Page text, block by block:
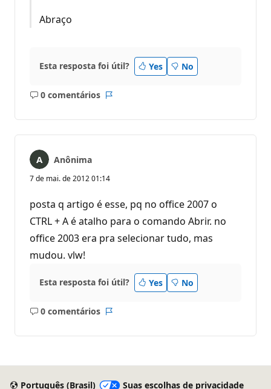
Abraço
Esta resposta foi útil? Yes No
0 comentários
Sem
Anônima
7 de mai. de 2012 01:14
posta q artigo é esse, pq no office 2007 o
CTRL + A é atalho para o comando Abrir. no
office 2003 era pra selecionar tudo, mas
mudou. vlw!
Esta resposta foi útil? Yes No
0 comentários
Sem
Português (Brasil) Suas escolhas de privacidade